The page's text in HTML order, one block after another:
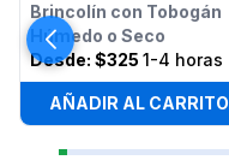
Brincolín con Tobogán
Húmedo o Seco
Desde: $325 1-4 horas
AÑADIR AL CARRITO